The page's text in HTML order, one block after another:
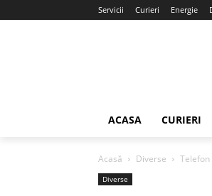
Servicii Curieri Energie
ACASA CURIERI
Acasă Diverse Telefon
Diverse